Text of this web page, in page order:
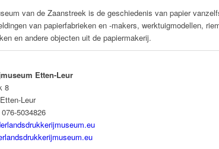
van de Zaanstreek is de geschiedenis van papier
van papierfabrieken en -makers, werktuigmodellen,
en andere objecten uit de papiermakerij.
Etten-Leur
8
Leur
5034826